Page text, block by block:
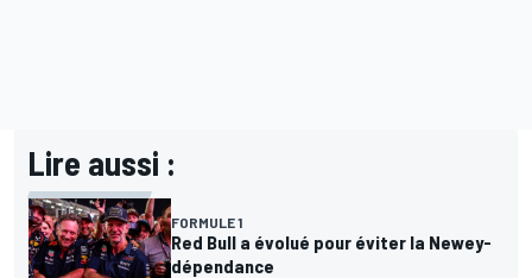
Lire aussi :
FORMULE 1
Red Bull a évolué pour éviter la Newey-
dépendance